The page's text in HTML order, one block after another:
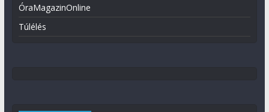
ÓraMagazinOnline
Túlélés